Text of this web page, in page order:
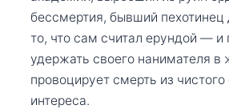
бессмертия, бывший пехотинец
то, что сам считал ерундой — и
удержать своего нанимателя в
провоцирует смерть из чистого
интереса.